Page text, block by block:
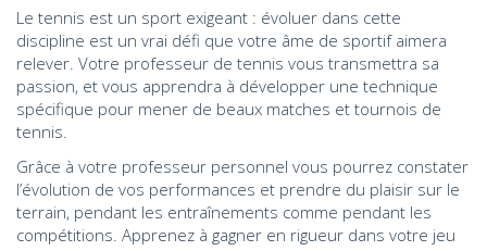
Le tennis est un sport exigeant : évoluer dans cette
discipline est un vrai défi que votre âme de sportif aimera
relever. Votre professeur de tennis vous transmettra sa
passion, et vous apprendra à développer une technique
spécifique pour mener de beaux matches et tournois de
tennis.
Grâce à votre professeur personnel vous pourrez constater
l’évolution de vos performances et prendre du plaisir sur le
terrain, pendant les entraînements comme pendant les
compétitions. Apprenez à gagner en rigueur dans votre jeu